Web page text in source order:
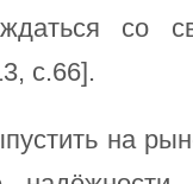
со
c.66].
на